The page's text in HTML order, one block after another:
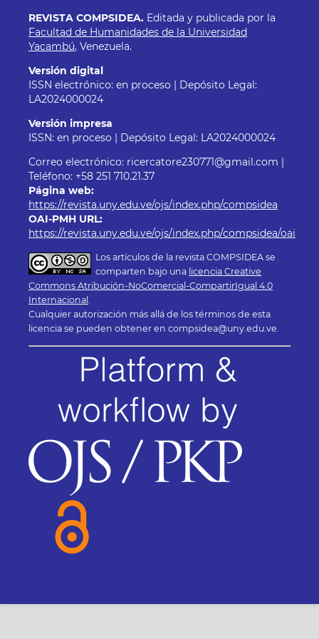
REVISTA COMPSIDEA. Editada y publicada por la
Facultad de Humanidades de la Universidad
Yacambú, Venezuela.
Versión digital
ISSN electrónico: en proceso | Depósito Legal:
LA2024000024
Versión impresa
ISSN: en proceso | Depósito Legal: LA2024000024
Correo electrónico: ricercatore230771@gmail.com |
Teléfono: +58 251 710.21.37
Página web:
https://revista.uny.edu.ve/ojs/index.php/compsidea
OAI-PMH URL:
https://revista.uny.edu.ve/ojs/index.php/compsidea/oai
Los artículos de la revista COMPSIDEA se
comparten bajo una licencia Creative
Commons Atribución-NoComercial-CompartirIgual 4.0
Internacional .
Cualquier autorización más allá de los términos de esta
licencia se pueden obtener en compsidea@uny.edu.ve.